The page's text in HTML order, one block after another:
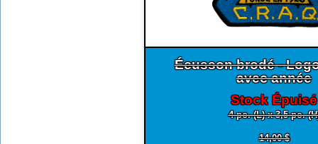
Écusson brodé -
avec année
Stock Épuisé
4 po. (L) x 3,5 po.
14,00 $